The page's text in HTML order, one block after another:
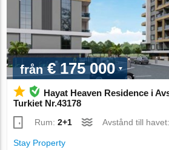
från€ 175 000
Hayat Heaven Residence i
Turkiet Nr.43178
Rum:2+1 Avstånd till havet:
Stay Property